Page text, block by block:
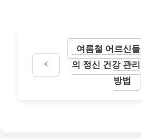
여름철 어르신들
의 정신 건강 관리
방법